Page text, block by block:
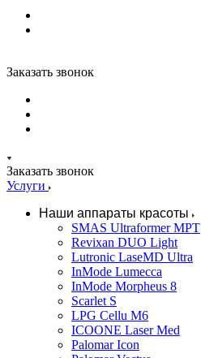
Заказать звонок
Заказать звонок
Услуги
Наши аппараты красоты
SMAS Ultraformer MPT
Revixan DUO Light
Lutronic LaseMD Ultra
InMode Lumecca
InMode Morpheus 8
Scarlet S
LPG Cellu M6
ICOONE Laser Med
Palomar Icon